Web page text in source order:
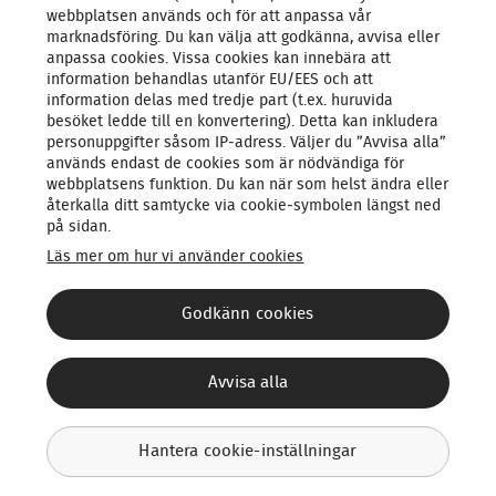
Vi kan komma att skicka sms för att nå dig. Läs mer om
Vad påverkar priset?
passar just ditt hem, erbjuder vi en kostnadsfri konsultation.
Priset beror på hur många och vilka komponenter som
installeras, vilket i sin tur beror på ditt hems planlösning och
dina behov och önskemål.
webbplatsen används och för att anpassa vår
marknadsföring. Du kan välja att godkänna, avvisa eller
anpassa cookies. Vissa cookies kan innebära att
information behandlas utanför EU/EES och att
information delas med tredje part (t.ex. huruvida
besöket ledde till en konvertering). Detta kan inkludera
personuppgifter såsom IP‑adress. Väljer du ”Avvisa alla”
används endast de cookies som är nödvändiga för
webbplatsens funktion. Du kan när som helst ändra eller
återkalla ditt samtycke via cookie‑symbolen längst ned
på sidan.
Läs mer om hur vi använder cookies
Hantera cookie-inställningar
Avvisa alla
Godkänn cookies